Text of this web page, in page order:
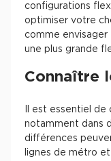
configurations
optimiser votre
comme envisager
une plus grande
Connaître
Il est essentiel
notamment dans
différences
lignes de métro